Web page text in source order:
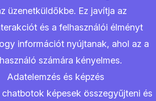
üzenetküldőkbe. Ez javítja az
és a felhasználói élményt
információt nyújtanak, ahol az a
számára kényelmes.
Adatelemzés és képzés
képesek összegyűjteni és